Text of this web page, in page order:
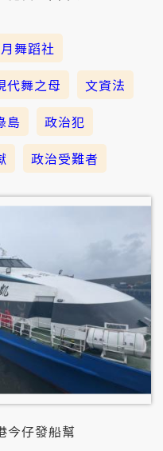
舞蹈社
代舞之母
文資法
島
政治犯
政治受難者
今仔發船幫